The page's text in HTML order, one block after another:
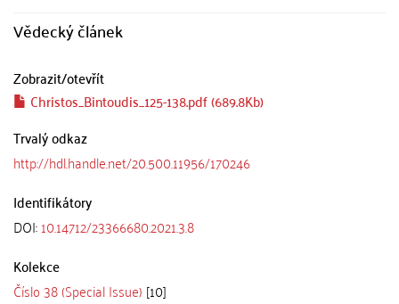
Vědecký článek
Zobrazit/otevřít
Christos_Bintoudis_125-138.pdf (689.8Kb)
Trvalý odkaz
http://hdl.handle.net/20.500.11956/170246
Identifikátory
DOI:10.14712/23366680.2021.3.8
Kolekce
Číslo 38 (Special Issue) [10]